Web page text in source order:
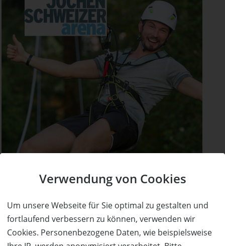
Verwendung von Cookies
Um unsere Webseite für Sie optimal zu gestalten und
fortlaufend verbessern zu können, verwenden wir
Cookies. Personenbezogene Daten, wie beispielsweise